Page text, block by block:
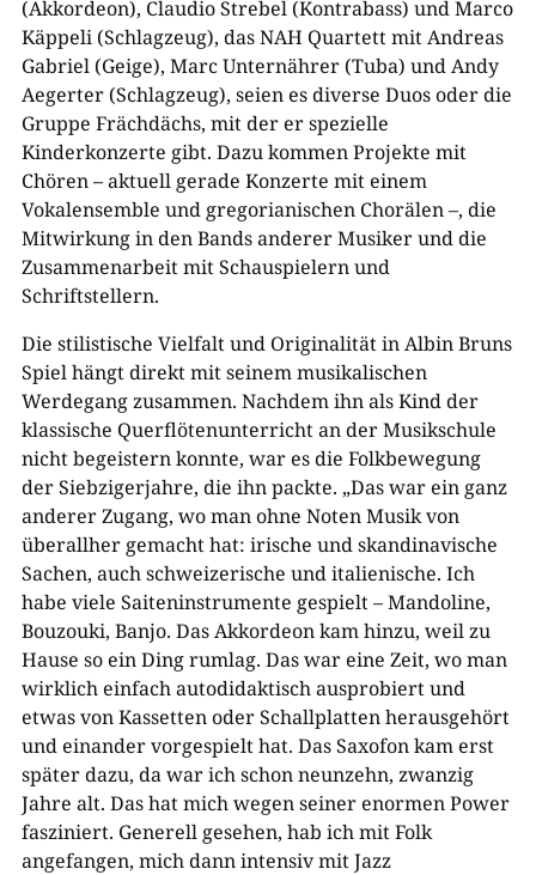
(Akkordeon), Claudio Strebel (Kontrabass) und Marco
Käppeli (Schlagzeug), das NAH Quartett mit Andreas
Gabriel (Geige), Marc Unternährer (Tuba) und Andy
Aegerter (Schlagzeug), seien es diverse Duos oder die
Gruppe Frächdächs, mit der er spezielle
Kinderkonzerte gibt. Dazu kommen Projekte mit
Chören – aktuell gerade Konzerte mit einem
Vokalensemble und gregorianischen Chorälen –, die
Mitwirkung in den Bands anderer Musiker und die
Zusammenarbeit mit Schauspielern und
Schriftstellern.
Die stilistische Vielfalt und Originalität in Albin Bruns
Spiel hängt direkt mit seinem musikalischen
Werdegang zusammen. Nachdem ihn als Kind der
klassische Querflötenunterricht an der Musikschule
nicht begeistern konnte, war es die Folkbewegung
der Siebzigerjahre, die ihn packte. „Das war ein ganz
anderer Zugang, wo man ohne Noten Musik von
überallher gemacht hat: irische und skandinavische
Sachen, auch schweizerische und italienische. Ich
habe viele Saiteninstrumente gespielt – Mandoline,
Bouzouki, Banjo. Das Akkordeon kam hinzu, weil zu
Hause so ein Ding rumlag. Das war eine Zeit, wo man
wirklich einfach autodidaktisch ausprobiert und
etwas von Kassetten oder Schallplatten herausgehört
und einander vorgespielt hat. Das Saxofon kam erst
später dazu, da war ich schon neunzehn, zwanzig
Jahre alt. Das hat mich wegen seiner enormen Power
fasziniert. Generell gesehen, hab ich mit Folk
angefangen, mich dann intensiv mit Jazz